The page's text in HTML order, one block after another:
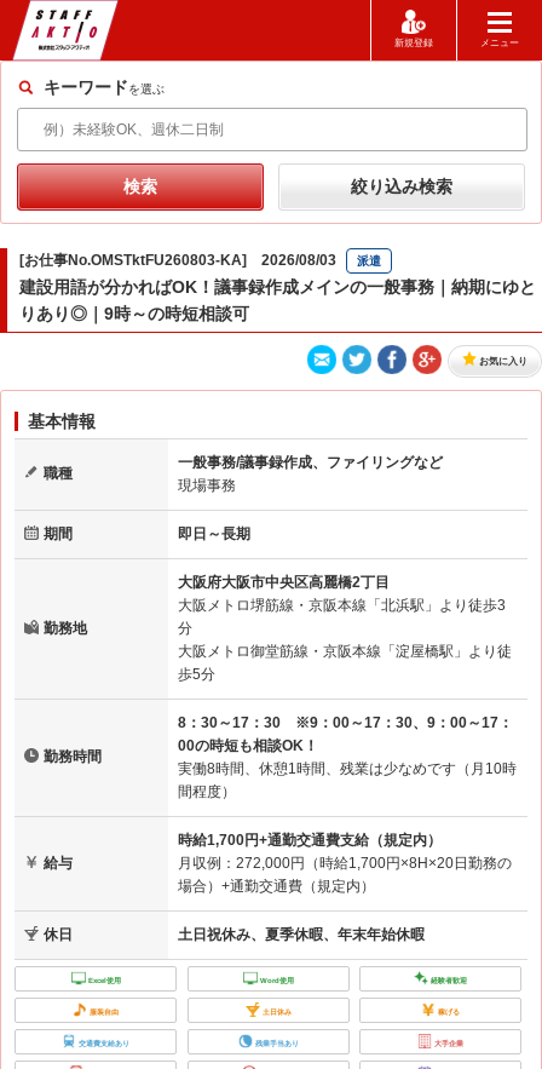
新規登録 メニュー
キーワードを選ぶ
[お仕事No.OMSTktFU260803-KA] 2026/08/03 派遣
建設用語が分かればOK！議事録作成メインの一般事務｜納期にゆと
りあり◎｜9時～の時短相談可
お気に入り
基本情報
職種
一般事務/議事録作成、ファイリングなど
現場事務
期間 即日～長期
勤務地
大阪府大阪市中央区高麗橋2丁目
大阪メトロ堺筋線・京阪本線「北浜駅」より徒歩3
分
大阪メトロ御堂筋線・京阪本線「淀屋橋駅」より徒
歩5分
勤務時間
8：30～17：30 ※9：00～17：30、9：00～17：
00の時短も相談OK！
実働8時間、休憩1時間、残業は少なめです（月10時
間程度）
給与
時給1,700円+通勤交通費支給（規定内）
月収例：272,000円（時給1,700円×8H×20日勤務の
場合）+通勤交通費（規定内）
休日 土日祝休み、夏季休暇、年末年始休暇
Excel使用 Word使用 経験者歓迎
服装自由 土日休み 稼げる
交通費支給あり 残業手当あり 大手企業